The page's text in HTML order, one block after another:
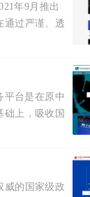
年9月推出
通过严谨、透
国际新闻热
平台是在原中
础上，吸收国
，采用国内
威的国家级政